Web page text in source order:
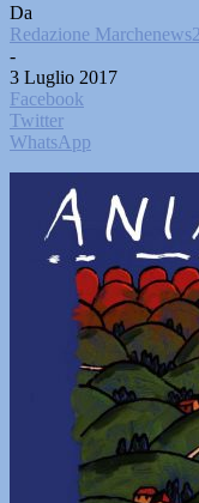
Da
Redazione
-
3 Luglio 2017
Facebook
Twitter
WhatsApp